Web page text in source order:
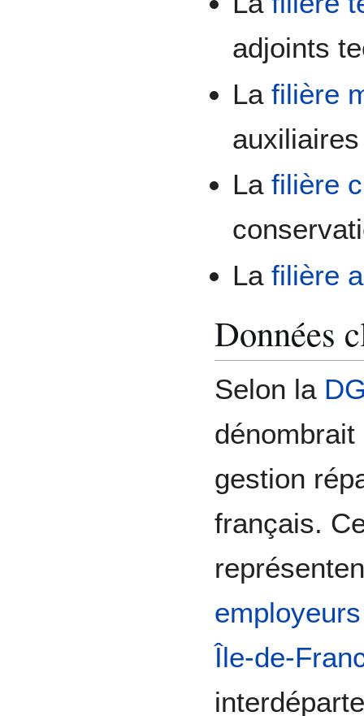
adjoints
Lafilière
Lafilière
Lafilière
Données
Selon la
gestion
français.
Île-de-